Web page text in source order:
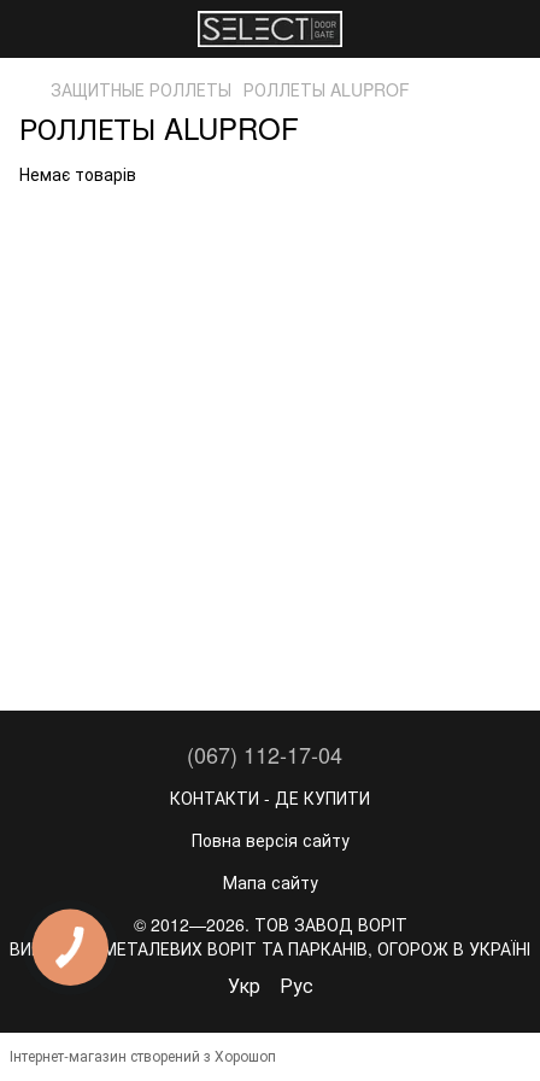
ЗАЩИТНЫЕ РОЛЛЕТЫ РОЛЛЕТЫ ALUPROF
РОЛЛЕТЫ ALUPROF
Немає товарів
(067) 112-17-04
КОНТАКТИ - ДЕ КУПИТИ
Повна версія сайту
Мапа сайту
© 2012—2026. ТОВ ЗАВОД ВОРІТ
ВИРОБНИК МЕТАЛЕВИХ ВОРІТ ТА ПАРКАНІВ, ОГОРОЖ В УКРАЇНІ
Укр Рус
Інтернет-магазин створений з Хорошоп